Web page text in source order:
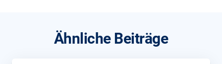
Ähnliche Beiträge